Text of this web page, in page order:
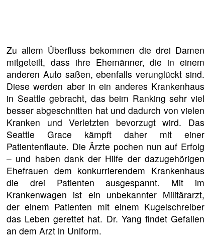
Zu allem Überfluss bekommen die drei Damen
mitgeteilt, dass ihre Ehemänner, die in einem
anderen Auto saßen, ebenfalls verunglückt sind.
Diese werden aber in ein anderes Krankenhaus
in Seattle gebracht, das beim Ranking sehr viel
besser abgeschnitten hat und dadurch von vielen
Kranken und Verletzten bevorzugt wird. Das
Seattle Grace kämpft daher mit einer
Patientenflaute. Die Ärzte pochen nun auf Erfolg
– und haben dank der Hilfe der dazugehörigen
Ehefrauen dem konkurrierendem Krankenhaus
die drei Patienten ausgespannt. Mit im
Krankenwagen ist ein unbekannter Militärarzt,
der einem Patienten mit einem Kugelschreiber
das Leben gerettet hat. Dr. Yang findet Gefallen
an dem Arzt in Uniform.